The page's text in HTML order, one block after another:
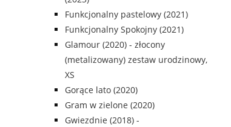
Funkcjonalny pastelowy (2021)
Funkcjonalny Spokojny (2021)
Glamour (2020) - złocony
(metalizowany) zestaw urodzinowy,
XS
Gorące lato (2020)
Gram w zielone (2020)
Gwiezdnie (2018) -